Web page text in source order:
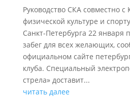
Руководство СКА совместно
физической культуре и
Санкт-Петербурга 22 января
забег для всех желающих,
официальном сайте
клуба. Специальный
стрела» доставит...
читать далее